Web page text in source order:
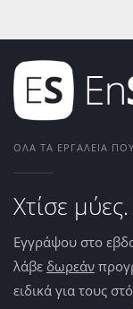
ΌΛΑ ΤΑ ΕΡΓΑΛΕΊΑ
Χτίσε
Εγγράψου στο
λάβε δωρεάν
ειδικά για τους